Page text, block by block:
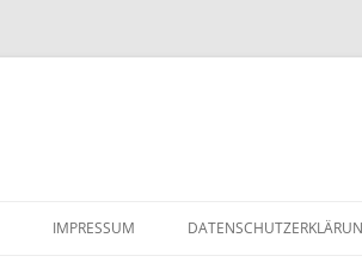
IMPRESSUM